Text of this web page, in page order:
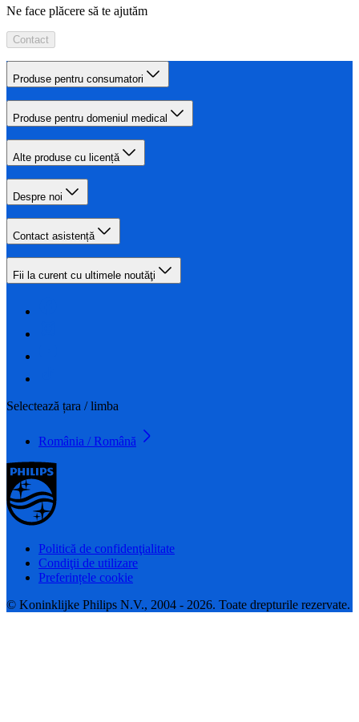
Ne face plăcere să te ajutăm
Contact
Produse pentru consumatori
Produse pentru domeniul medical
Alte produse cu licență
Despre noi
Contact asistență
Fii la curent cu ultimele noutăţi
Selectează țara / limba
România / Română
Politică de confidenţialitate
Condiţii de utilizare
Preferințele cookie
© Koninklijke Philips N.V., 2004 - 2026. Toate drepturile rezervate.